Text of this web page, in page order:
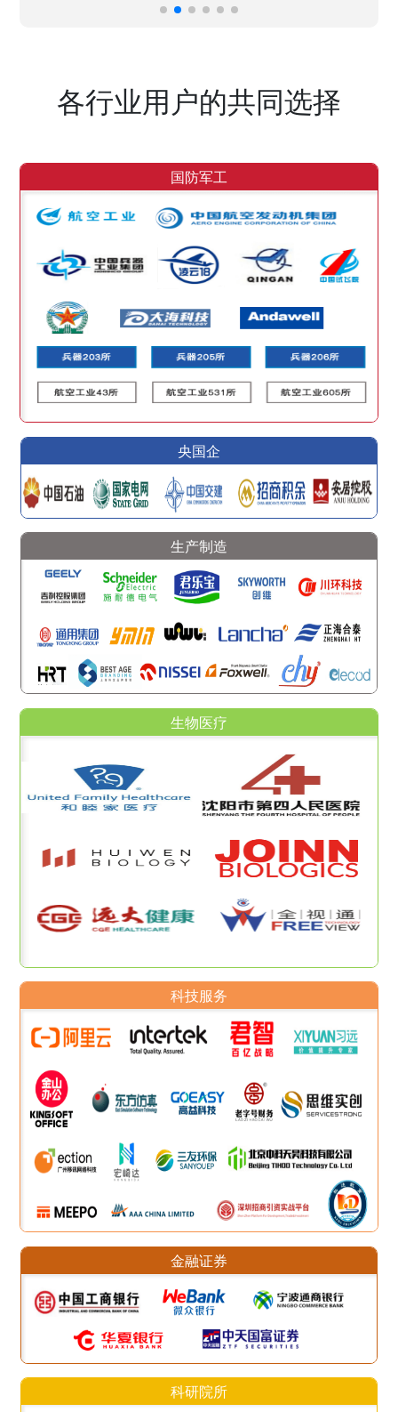
各行业用户的共同选择
国防军工
央国企
生产制造
生物医疗
科技服务
金融证券
科研院所